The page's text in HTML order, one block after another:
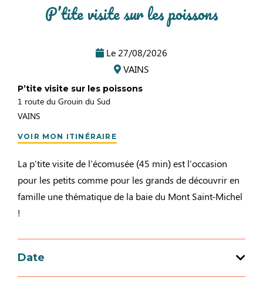
P’tite visite sur les poissons
Le 27/08/2026
VAINS
P’tite visite sur les poissons
1 route du Grouin du Sud
VAINS
VOIR MON ITINÉRAIRE
La p'tite visite de l'écomusée (45 min) est l'occasion
pour les petits comme pour les grands de découvrir en
famille une thématique de la baie du Mont Saint-Michel
!
Date